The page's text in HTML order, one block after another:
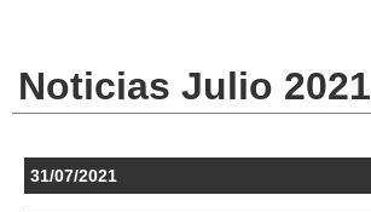
Noticias Julio 2021
31/07/2021